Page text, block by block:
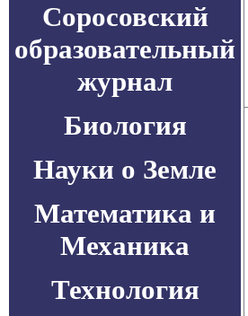
Соросовский
образовательный
журнал
Биология
Науки о Земле
Математика и
Механика
Технология